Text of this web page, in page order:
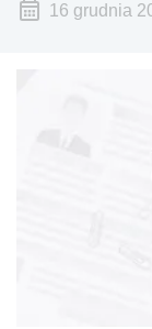
16 grudnia